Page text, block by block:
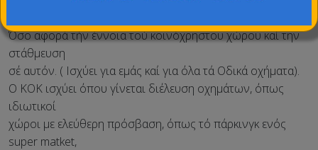
Όσο αφορά τήν έννοια τού κοινόχρηστου χώρου καί την
στάθμευση
σέ αυτόν. ( Ισχύει για εμάς καί για όλα τά Οδικά οχήματα).
Ο ΚΟΚ ισχύει όπου γίνεται διέλευση οχημάτων, όπως
ιδιωτικοί
χώροι με ελεύθερη πρόσβαση, όπως τό πάρκινγκ ενός
super matket,